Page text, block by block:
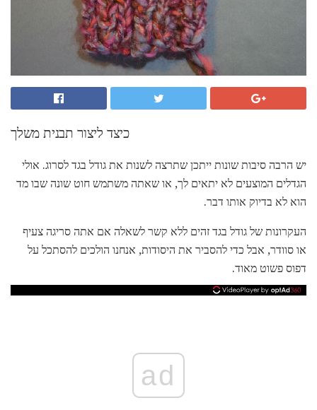
כיצד ליצור תבנית משלך
יש הרבה סיבות שונות ייתכן שתרצה לשנות את גודל בגד לסרוג. אולי
הגדלים המוצעים לא יתאים לך, או שאתה משתמש חוט שונה שבו מד
הוא לא בדיוק אותו דבר.
העקרונות של גודל בגד זהים ללא קשר לשאלה אם אתה סריגה צעיף
או סוודר, אבל כדי להסביר את היסודות, אנחנו הולכים להסתכל על
דפוס פשוט מאוד.
ad